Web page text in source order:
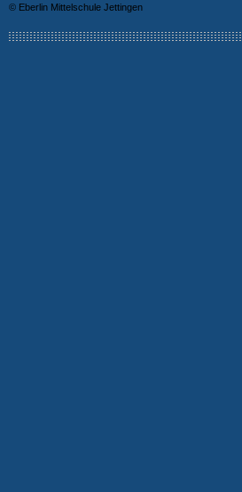
© Eberlin Mittelschule Jettingen